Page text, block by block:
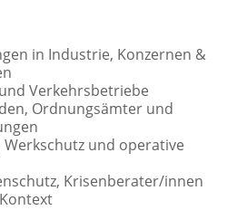
in Industrie, Konzernen &
Verkehrsbetriebe
Ordnungsämter und
und operative
Krisenberater/innen